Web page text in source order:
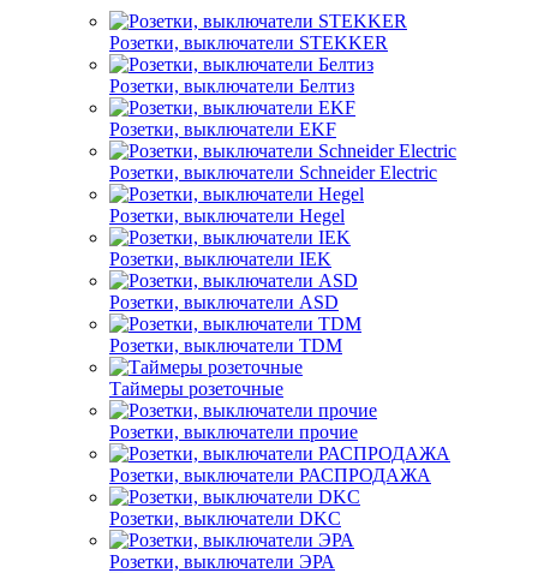
Розетки, выключатели STEKKER
Розетки, выключатели Белтиз
Розетки, выключатели EKF
Розетки, выключатели Schneider Electric
Розетки, выключатели Hegel
Розетки, выключатели IEK
Розетки, выключатели ASD
Розетки, выключатели TDM
Таймеры розеточные
Розетки, выключатели прочие
Розетки, выключатели РАСПРОДАЖА
Розетки, выключатели DKC
Розетки, выключатели ЭРА